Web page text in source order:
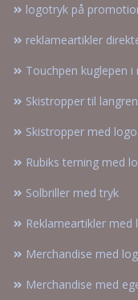
logotryk på
reklameartikler
Touchpen kuglepen
Skistropper til
Skistropper med logo
Rubiks terning med
Solbriller med tryk
Reklameartikler med
Merchandise med
Merchandise med